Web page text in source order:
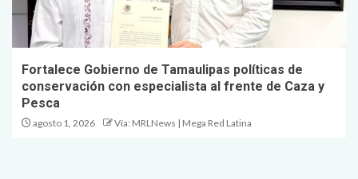
Fortalece Gobierno de Tamaulipas políticas de
conservación con especialista al frente de Caza y
Pesca
agosto 1, 2026 Vía: MRLNews | Mega Red Latina